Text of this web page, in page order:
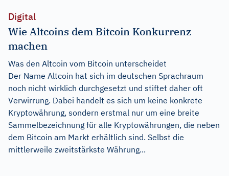
Digital
Wie Altcoins dem Bitcoin Konkurrenz
machen
Was den Altcoin vom Bitcoin unterscheidet
Der Name Altcoin hat sich im deutschen Sprachraum
noch nicht wirklich durchgesetzt und stiftet daher oft
Verwirrung. Dabei handelt es sich um keine konkrete
Kryptowährung, sondern erstmal nur um eine breite
Sammelbezeichnung für alle Kryptowährungen, die neben
dem Bitcoin am Markt erhältlich sind. Selbst die
mittlerweile zweitstärkste Währung...